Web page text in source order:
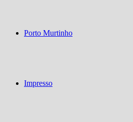
Porto Murtinho
Impresso